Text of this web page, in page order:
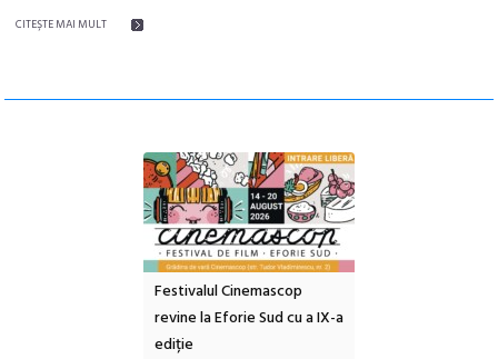
CITEŞTE MAI MULT
Festivalul Cinemascop
revine la Eforie Sud cu a IX-a
ediție